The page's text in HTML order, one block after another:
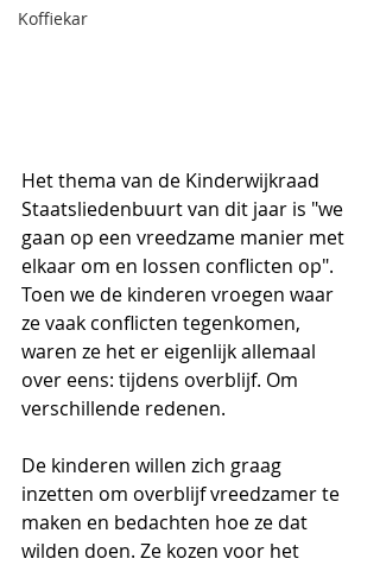
Koffiekar
Het thema van de Kinderwijkraad
Staatsliedenbuurt van dit jaar is "we
gaan op een vreedzame manier met
elkaar om en lossen conflicten op".
Toen we de kinderen vroegen waar
ze vaak conflicten tegenkomen,
waren ze het er eigenlijk allemaal
over eens: tijdens overblijf. Om
verschillende redenen.
De kinderen willen zich graag
inzetten om overblijf vreedzamer te
maken en bedachten hoe ze dat
wilden doen. Ze kozen voor het